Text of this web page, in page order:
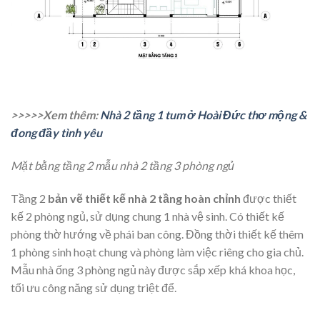
>>>>>Xem thêm:Nhà 2 tầng 1 tum ở Hoài Đức thơ mộng &
đong đầy tình yêu
Mặt bằng tầng 2 mẫu nhà 2 tầng 3 phòng ngủ
Tầng 2 bản vẽ thiết kế nhà 2 tầng hoàn chỉnh được thiết
kế 2 phòng ngủ, sử dụng chung 1 nhà vệ sinh. Có thiết kế
phòng thờ hướng về phái ban công. Đồng thời thiết kế thêm
1 phòng sinh hoạt chung và phòng làm việc riêng cho gia chủ.
Mẫu nhà ống 3 phòng ngủ này được sắp xếp khá khoa học,
tối ưu công năng sử dụng triệt để.